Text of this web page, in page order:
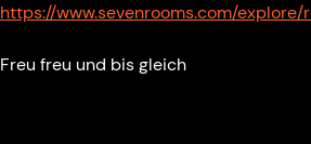
https://www.sevenrooms.com/
Freu freu und bis gleich